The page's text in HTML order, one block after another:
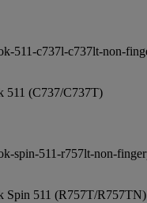
511 (C737/C737T)
Spin 511 (R757T/R757TN)